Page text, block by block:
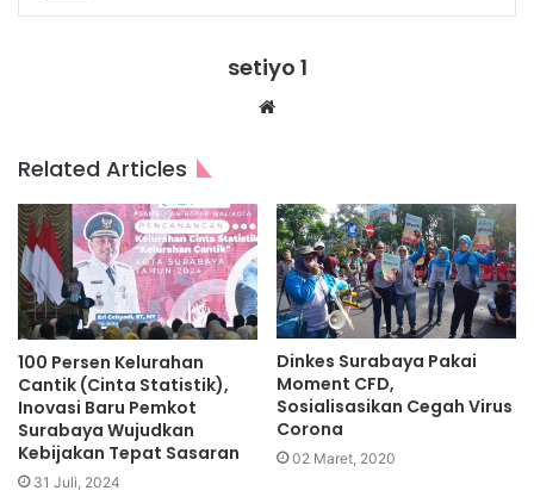
setiyo 1
Website
Related Articles
100 Persen Kelurahan
Cantik (Cinta Statistik),
Inovasi Baru Pemkot
Surabaya Wujudkan
Kebijakan Tepat Sasaran
31 Juli, 2024
Dinkes Surabaya Pakai
Moment CFD,
Sosialisasikan Cegah Virus
Corona
02 Maret, 2020